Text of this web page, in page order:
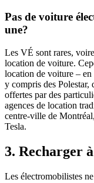
Pas de voiture
une?
Les VÉ sont rares,
location de voiture.
location de voiture – en
y compris des Polestar,
offertes par des
agences de location
centre-ville de
Tesla.
3. Recharger
Les électromobilistes